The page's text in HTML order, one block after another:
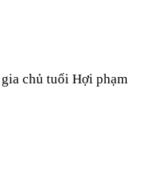
chủ tuổi Hợi phạm